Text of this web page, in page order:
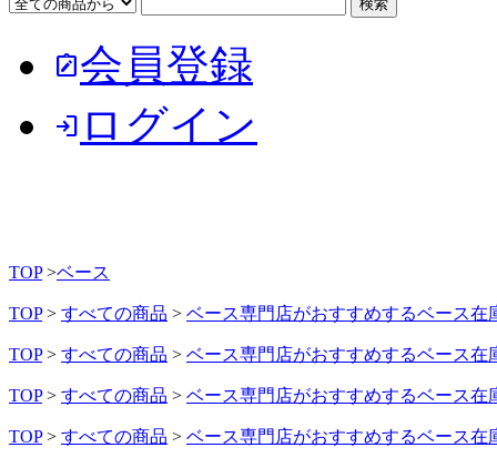
note_alt会員登録
login ログイン
TOP >ベース
TOP > すべての商品 > ベース専門店がおすすめするベース在
TOP > すべての商品 > ベース専門店がおすすめするベース在
TOP > すべての商品 > ベース専門店がおすすめするベース在
TOP > すべての商品 > ベース専門店がおすすめするベース在